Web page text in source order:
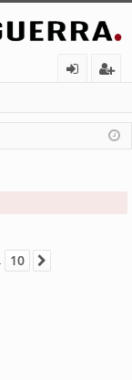
nt
ifi
ist
ra
10